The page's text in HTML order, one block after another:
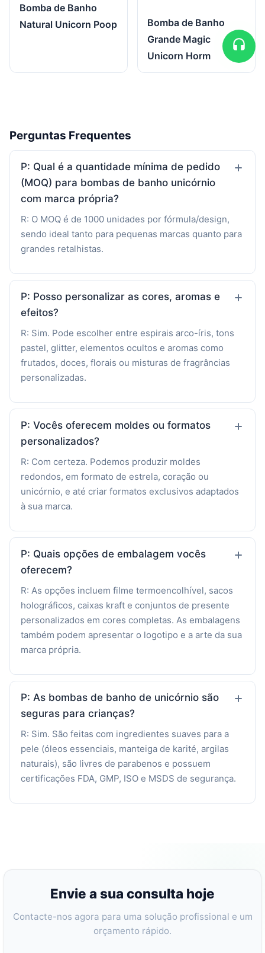
Bomba de Banho
Natural Unicorn Poop
Bomba de Banho
Grande Magic
Unicorn Horm
Perguntas Frequentes
P: Qual é a quantidade mínima de pedido
(MOQ) para bombas de banho unicórnio
com marca própria?
R: O MOQ é de 1000 unidades por fórmula/design,
sendo ideal tanto para pequenas marcas quanto para
grandes retalhistas.
P: Posso personalizar as cores, aromas e
efeitos?
R: Sim. Pode escolher entre espirais arco-íris, tons
pastel, glitter, elementos ocultos e aromas como
frutados, doces, florais ou misturas de fragrâncias
personalizadas.
P: Vocês oferecem moldes ou formatos
personalizados?
R: Com certeza. Podemos produzir moldes
redondos, em formato de estrela, coração ou
unicórnio, e até criar formatos exclusivos adaptados
à sua marca.
P: Quais opções de embalagem vocês
oferecem?
R: As opções incluem filme termoencolhível, sacos
holográficos, caixas kraft e conjuntos de presente
personalizados em cores completas. As embalagens
também podem apresentar o logotipo e a arte da sua
marca própria.
P: As bombas de banho de unicórnio são
seguras para crianças?
R: Sim. São feitas com ingredientes suaves para a
pele (óleos essenciais, manteiga de karité, argilas
naturais), são livres de parabenos e possuem
certificações FDA, GMP, ISO e MSDS de segurança.
Envie a sua consulta hoje
Contacte-nos agora para uma solução profissional e um
orçamento rápido.